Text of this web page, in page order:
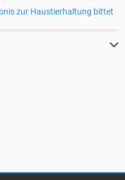
zur Haustierhaltung bittet